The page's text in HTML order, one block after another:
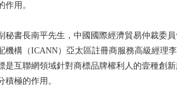
作用。
書長南平先生，中國國際經濟貿易仲裁委員
機構（ICANN）亞太區註冊商服務高級經理
是互聯網領域針對商標品牌權利人的壹種創
積極的作用。